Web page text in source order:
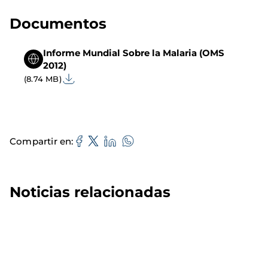
Documentos
Informe Mundial Sobre la Malaria (OMS
2012)
(8.74 MB)
Compartir en
Noticias relacionadas